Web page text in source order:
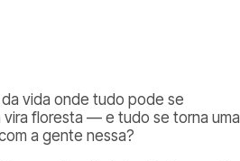
vida onde tudo pode se
vira floresta — e tudo se torna uma
a gente nessa?